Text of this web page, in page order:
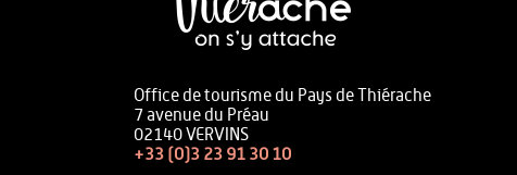
Office de tourisme du Pays de Thiérache
7 avenue du Préau
02140 VERVINS
+33 (0)3 23 91 30 10